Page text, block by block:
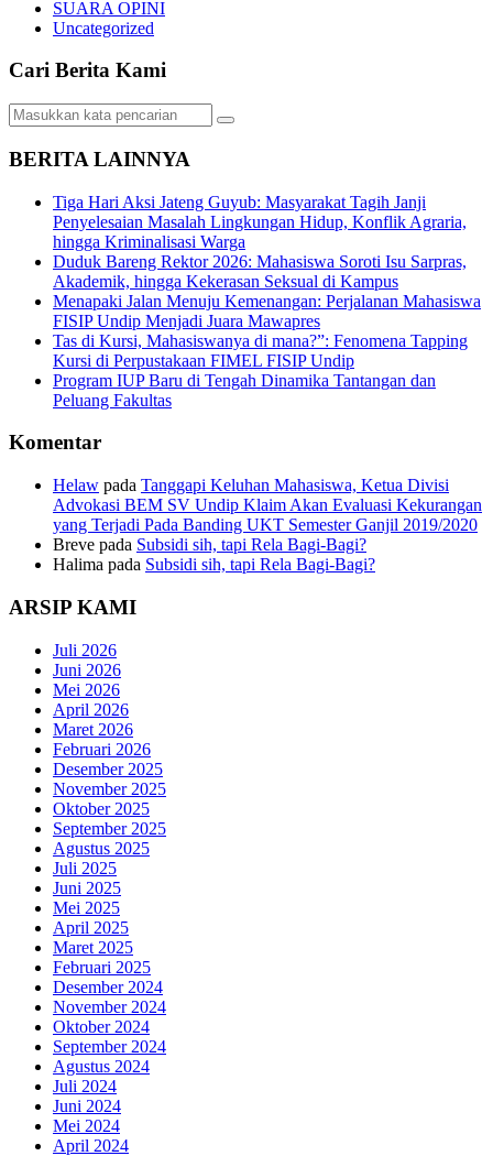
SUARA OPINI
Uncategorized
Cari Berita Kami
BERITA LAINNYA
Tiga Hari Aksi Jateng Guyub: Masyarakat Tagih Janji
Penyelesaian Masalah Lingkungan Hidup, Konflik Agraria,
hingga Kriminalisasi Warga
Duduk Bareng Rektor 2026: Mahasiswa Soroti Isu Sarpras,
Akademik, hingga Kekerasan Seksual di Kampus
Menapaki Jalan Menuju Kemenangan: Perjalanan Mahasiswa
FISIP Undip Menjadi Juara Mawapres
Tas di Kursi, Mahasiswanya di mana?”: Fenomena Tapping
Kursi di Perpustakaan FIMEL FISIP Undip
Program IUP Baru di Tengah Dinamika Tantangan dan
Peluang Fakultas
Komentar
Helaw pada Tanggapi Keluhan Mahasiswa, Ketua Divisi
Advokasi BEM SV Undip Klaim Akan Evaluasi Kekurangan
yang Terjadi Pada Banding UKT Semester Ganjil 2019/2020
Breve pada Subsidi sih, tapi Rela Bagi-Bagi?
Halima pada Subsidi sih, tapi Rela Bagi-Bagi?
ARSIP KAMI
Juli 2026
Juni 2026
Mei 2026
April 2026
Maret 2026
Februari 2026
Desember 2025
November 2025
Oktober 2025
September 2025
Agustus 2025
Juli 2025
Juni 2025
Mei 2025
April 2025
Maret 2025
Februari 2025
Desember 2024
November 2024
Oktober 2024
September 2024
Agustus 2024
Juli 2024
Juni 2024
Mei 2024
April 2024